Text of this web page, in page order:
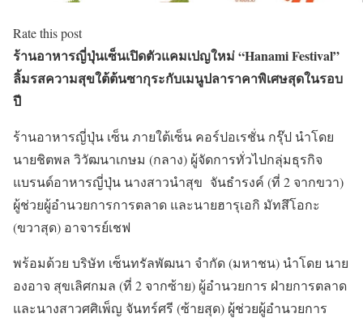
Rate this post
ร้านอาหารญี่ปุ่นเซ็นเปิดตัวแคมเปญใหม่ “Hanami Festival”
ลิ้มรสความสุขใต้ต้นซากุระกับเมนูปลาราคาพิเศษสุดในรอบ
ปี
ร้านอาหารญี่ปุ่น เซ็น ภายใต้เซ็น คอร์ปอเรชั่น กรุ๊ป นำโดย
นายชิตพล วิวัฒนาเกษม (กลาง) ผู้จัดการทั่วไปกลุ่มธุรกิจ
แบรนด์อาหารญี่ปุ่น นางสาวนำสุข จันธำรงค์ (ที่ 2 จากขวา)
ผู้ช่วยผู้อำนวยการการตลาด และนายฮารุเอกิ มัทสึโอกะ
(ขวาสุด) อาจารย์เชฟ
พร้อมด้วย บริษัท เซ็นทรัลพัฒนา จำกัด (มหาชน) นำโดย นาย
องอาจ สุขเลิศกมล (ที่ 2 จากซ้าย) ผู้อำนวยการ ฝ่ายการตลาด
และนางสาวศศิเพ็ญ จันทร์ศรี (ซ้ายสุด) ผู้ช่วยผู้อำนวยการ